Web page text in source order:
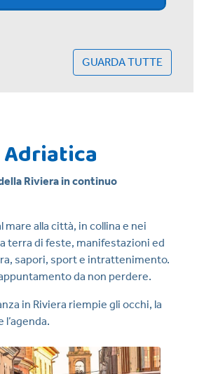
GUARDA TUTTE
Riviera in continuo
mare alla città, in collina e nei
terra di feste, manifestazioni ed
sapori, sport e intrattenimento.
da non perdere.
in Riviera riempie gli occhi, la
l’agenda.